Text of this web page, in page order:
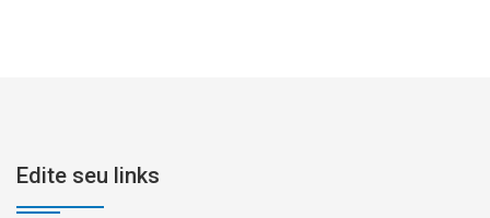
Edite seu links